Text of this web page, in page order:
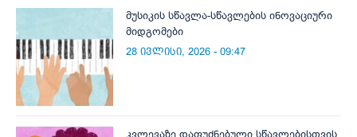
მუსიკის სწავლა-სწავლების ინოვაციური
მიდგომები
28 ივლისი, 2026 - 09:47
კვლევაზე დაფუძნებული სწავლებისთვის